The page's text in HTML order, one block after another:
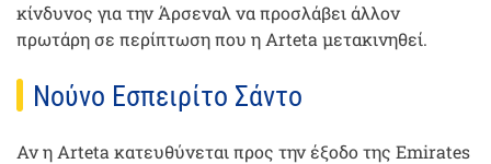
κίνδυνος για την Άρσεναλ να προσλάβει άλλον
πρωτάρη σε περίπτωση που η Arteta μετακινηθεί.
Νούνο Εσπειρίτο Σάντο
Αν η Arteta κατευθύνεται προς την έξοδο της Emirates